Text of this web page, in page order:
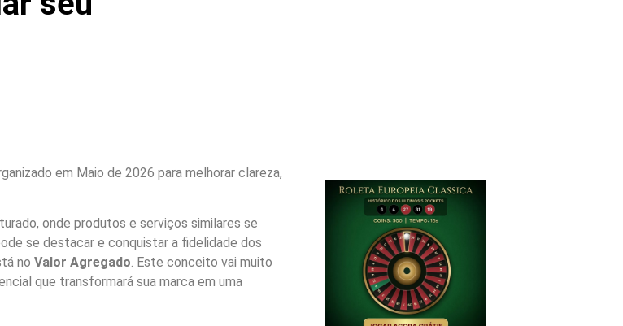
em Maio de 2026 para melhorar clareza,
onde produtos e serviços similares se
se destacar e conquistar a fidelidade dos
no Valor Agregado. Este conceito vai muito
que transformará sua marca em uma